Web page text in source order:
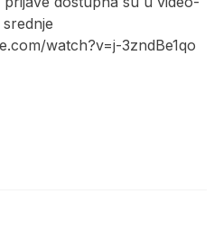
watch?v=j-3zndBe1qo